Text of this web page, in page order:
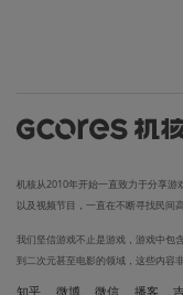
机核从2010年开始一直致力于分享游
以及视频节目，一直在不断寻找民间
我们坚信游戏不止是游戏，游戏中包
到二次元甚至电影的领域，这些内容
知乎 微博 微信 播客